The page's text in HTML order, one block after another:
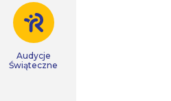
Audycje
Świąteczne